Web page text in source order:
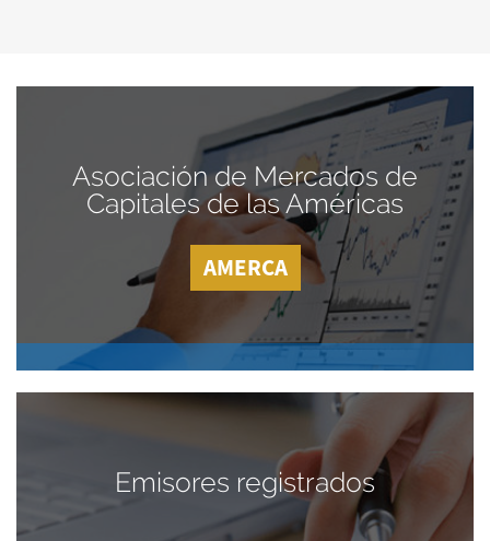
Asociación de Mercados de
Capitales de las Américas
AMERCA
Emisores registrados